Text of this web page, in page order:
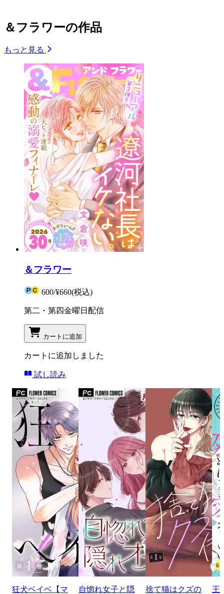
＆フラワーの作品
もっと見る
＆フラワー
600/¥660(税込)
第二・第四金曜日配信
カートに追加
カートに追加しました
試し読み
狂犬ベイベ【マ 自惚れ女子と隠 捨て猫はクズの 王